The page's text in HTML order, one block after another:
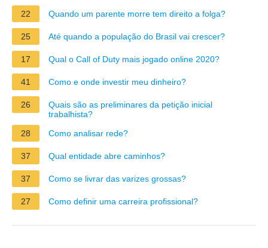
22
Quando um parente morre tem direito a folga?
25 Até quando a população do Brasil vai crescer?
17 Qual o Call of Duty mais jogado online 2020?
41 Como e onde investir meu dinheiro?
26
Quais são as preliminares da petição inicial
trabalhista?
28
Como analisar rede?
37 Qual entidade abre caminhos?
37 Como se livrar das varizes grossas?
27 Como definir uma carreira profissional?